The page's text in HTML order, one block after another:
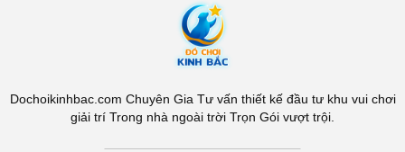
Dochoikinhbac.com Chuyên Gia Tư vấn thiết kế đầu tư khu vui chơi
giải trí Trong nhà ngoài trời Trọn Gói vượt trội.